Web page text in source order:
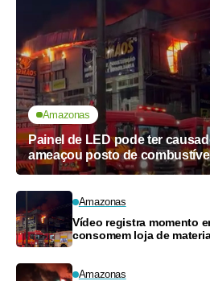
Amazonas
Painel de LED pode ter
ameaçou posto de
Amazonas
Vídeo registra momento
consomem loja de
Amazonas